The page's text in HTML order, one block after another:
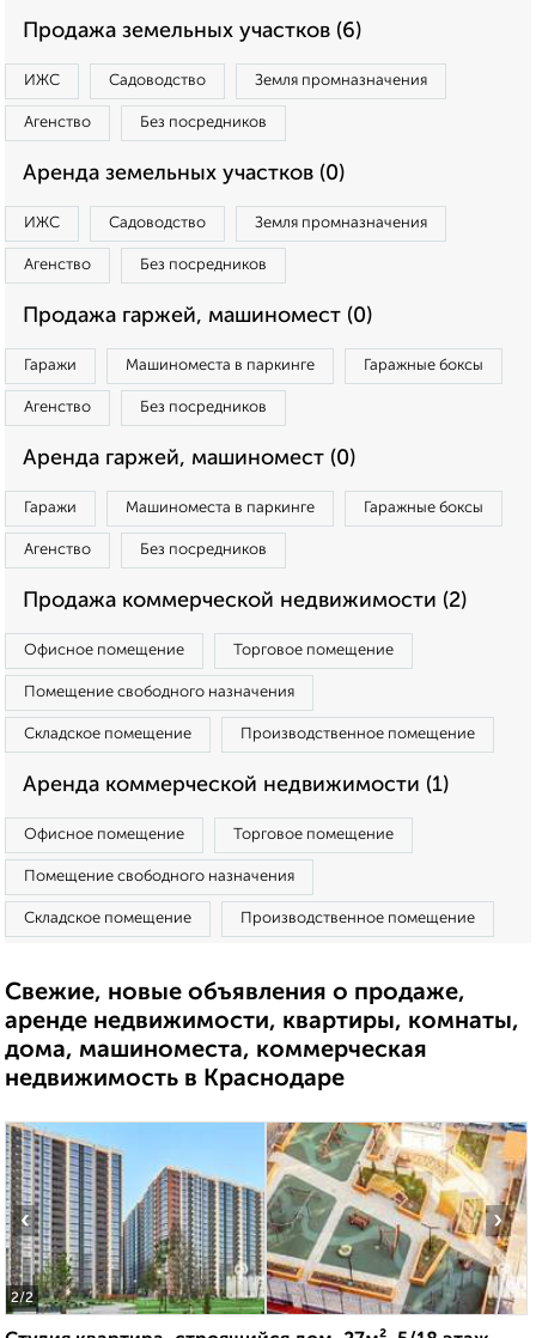
Продажа земельных участков (6)
ИЖС Садоводство Земля промназначения
Агенство Без посредников
Аренда земельных участков (0)
ИЖС Садоводство Земля промназначения
Агенство Без посредников
Продажа гаржей, машиномест (0)
Гаражи Машиноместа в паркинге Гаражные боксы
Агенство Без посредников
Аренда гаржей, машиномест (0)
Гаражи Машиноместа в паркинге Гаражные боксы
Агенство Без посредников
Продажа коммерческой недвижимости (2)
Офисное помещение Торговое помещение
Помещение свободного назначения
Складское помещение Производственное помещение
Аренда коммерческой недвижимости (1)
Офисное помещение Торговое помещение
Помещение свободного назначения
Складское помещение Производственное помещение
Свежие, новые объявления о продаже,
аренде недвижимости, квартиры, комнаты,
дома, машиноместа, коммерческая
недвижимость в Краснодаре
2/2
‹ ›